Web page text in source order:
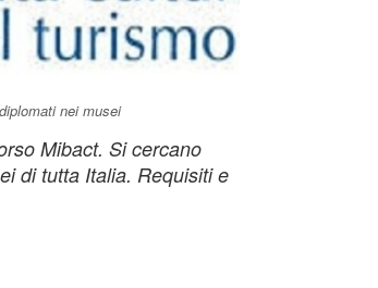
nei musei
Mibact. Si cercano
di tutta Italia. Requisiti e